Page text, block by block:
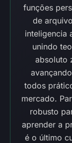
funções
de
inteligencia
unindo
absoluto
todos
mercado.
robusto
aprender a
é o último